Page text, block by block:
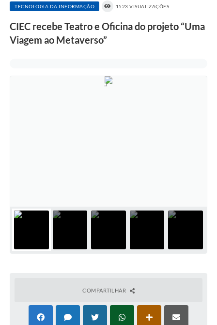
Legislação
Diário Oficial
Editais
Projetos
TECNOLOGIA DA INFORMAÇÃO 1523 VISUALIZAÇÕES
CIEC recebe Teatro e Oficina do projeto “Uma
Viagem ao Metaverso”
COMPARTILHAR